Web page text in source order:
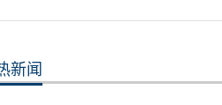
新闻